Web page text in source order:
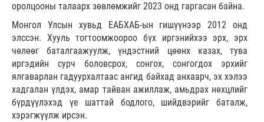
оролцооны талаарх зөвлөмжийг 2023 онд гаргасан байна.
Монгол Улсын хувьд ЕАБХАБ-ын гишүүнээр 2012 онд
элссэн. Хууль тогтоомжоороо бүх иргэнийхээ эрх, эрх
чөлөөг баталгаажуулж, үндэстний цөөнх казах, тува
иргэдийн сурч боловсрох, сонгох, сонгогдох эрхийг
ялгаварлан гадуурхалтаас ангид байхад анхаарч, эх хэлээ
хадгалан үлдэх, амар тайван ажиллаж, амьдрах нөхцлийг
бүрдүүлэхэд үе шаттай бодлого, шийдвэрийг баталж,
хэрэгжүүлж ирсэн.